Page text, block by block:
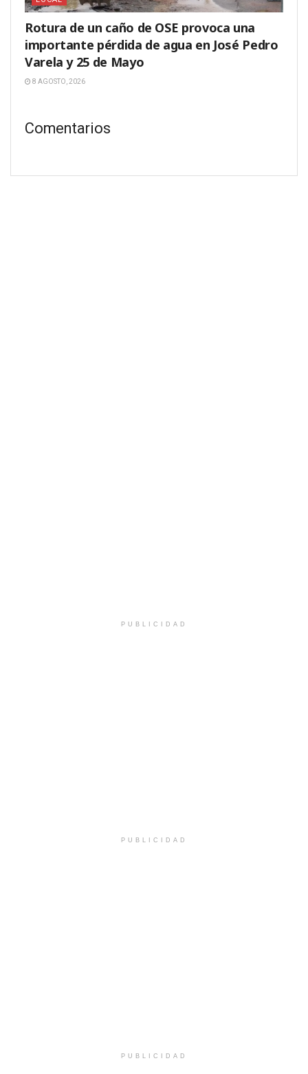
Rotura de un caño de OSE provoca una
importante pérdida de agua en José Pedro
Varela y 25 de Mayo
8 AGOSTO, 2026
Comentarios
PUBLICIDAD
PUBLICIDAD
PUBLICIDAD